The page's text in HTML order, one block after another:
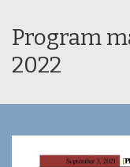
Program
2022